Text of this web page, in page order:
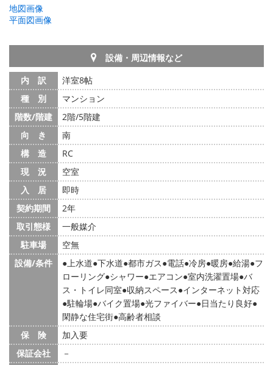
地図画像
平面図画像
設備・周辺情報など
内 訳
洋室8帖
種 別
マンション
階数/階建
2階/5階建
向 き
南
構 造
RC
現 況
空室
入 居
即時
契約期間
2年
取引態様
一般媒介
駐車場
空無
設備/条件
上水道 下水道 都市ガス 電話 冷房 暖房 給湯 フ
ローリング シャワー エアコン 室内洗濯置場 バ
ス・トイレ同室 収納スペース インターネット対応
駐輪場 バイク置場 光ファイバー 日当たり良好
閑静な住宅街 高齢者相談
保 険
加入要
保証会社
－